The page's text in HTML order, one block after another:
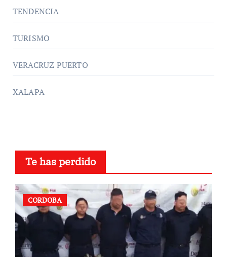
TENDENCIA
TURISMO
VERACRUZ PUERTO
XALAPA
Te has perdido
CORDOBA